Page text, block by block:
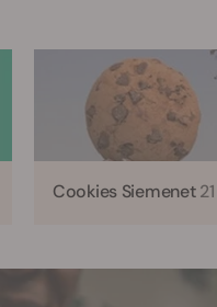
Cookies Siemenet21